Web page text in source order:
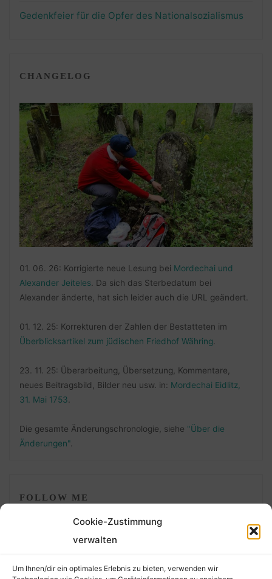
Cookie-Zustimmung
verwalten
Um Ihnen/dir ein optimales Erlebnis zu bieten, verwenden wir
Gedenkfeier für die Opfer des Nationalsozialismus
CHANGELOG
01. 06. 26: Korrigierte neue Lesung bei Mordechai und
Alexander Jeiteles . Da sich das Sterbedatum bei
Alexander änderte, hat sich leider auch die URL geändert.
01. 12. 25: Korrekturen der Zahlen der Bestatteten im
Überblicksartikel zum jüdischen Friedhof Währing
23. 11. 25: Überarbeitung, Übersetzung, Kommentare,
neues Beitragsbild, Bilder neu usw. in: Mordechai Eidlitz,
31. Mai 1753
Die gesamte Änderungschronologie, siehe "Über die
Änderungen".
FOLLOW ME